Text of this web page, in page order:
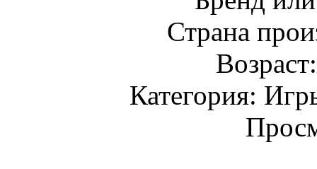
Страна
Категория: